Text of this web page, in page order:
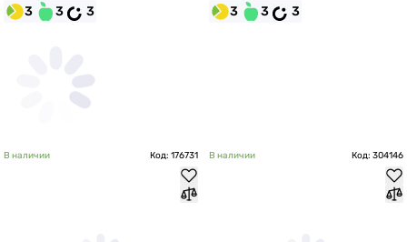
3 3 3 3 3 3
В наличии Код: 176731 В наличии Код: 304146